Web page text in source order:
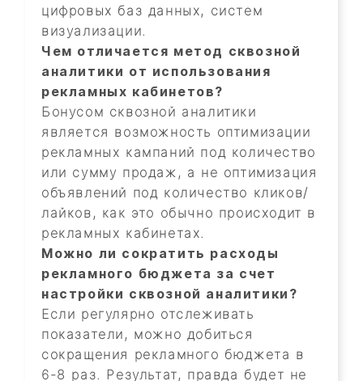
цифровых баз данных, систем
визуализации.
Чем отличается метод сквозной
аналитики от использования
рекламных кабинетов?
Бонусом сквозной аналитики
является возможность оптимизации
рекламных кампаний под количество
или сумму продаж, а не оптимизация
объявлений под количество кликов/
лайков, как это обычно происходит в
рекламных кабинетах.
Можно ли сократить расходы
рекламного бюджета за счет
настройки сквозной аналитики?
Если регулярно отслеживать
показатели, можно добиться
сокращения рекламного бюджета в
6-8 раз. Результат, правда будет не